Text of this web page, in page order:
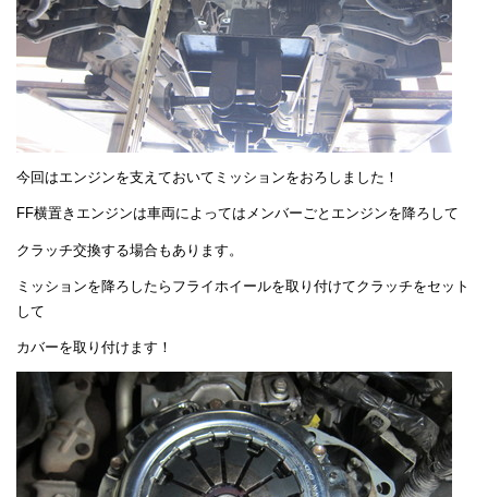
今回はエンジンを支えておいてミッションをおろしました！
FF横置きエンジンは車両によってはメンバーごとエンジンを降ろして
クラッチ交換する場合もあります。
ミッションを降ろしたらフライホイールを取り付けてクラッチをセット
して
カバーを取り付けます！